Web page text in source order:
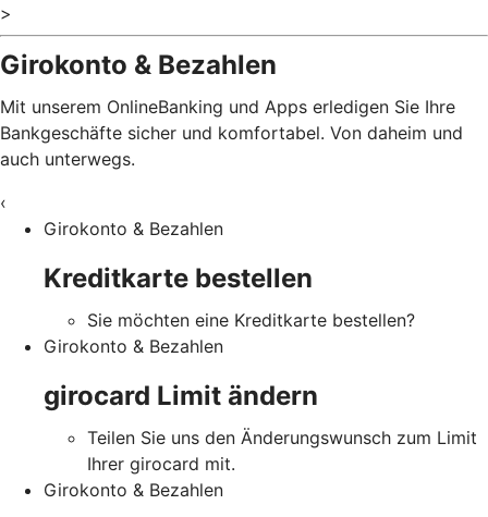
>
Girokonto & Bezahlen
Mit unserem OnlineBanking und Apps erledigen Sie Ihre
Bankgeschäfte sicher und komfortabel. Von daheim und
auch unterwegs.
‹
Girokonto & Bezahlen
Kreditkarte bestellen
Sie möchten eine Kreditkarte bestellen?
Girokonto & Bezahlen
girocard Limit ändern
Teilen Sie uns den Änderungswunsch zum Limit
Ihrer girocard mit.
Girokonto & Bezahlen